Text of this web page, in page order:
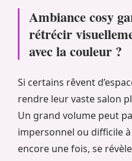
Ambiance cosy
rétrécir
avec la couleur ?
Si certains rêvent
rendre leur vaste salon
Un grand volume peut
impersonnel ou difficile à
encore une fois, se